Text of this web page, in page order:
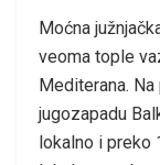
Moćna
veoma tople
Mediterana.
jugozapadu
lokalno i preko